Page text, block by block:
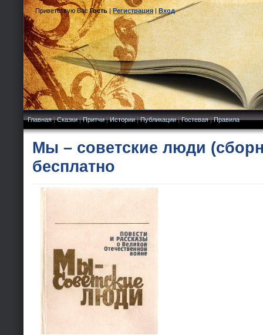
Приветствую Вас Гость|Регистрация|Вход
Главная|Сказки|Притчи|Истории|Публикации|Гостевая|Правила
Мы – советские люди
бесплатно